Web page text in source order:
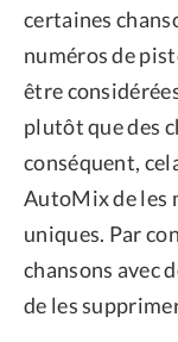
certaines
numéros de
être
plutôt que des
conséquent,
AutoMix de les
uniques. Par
chansons avec
de les